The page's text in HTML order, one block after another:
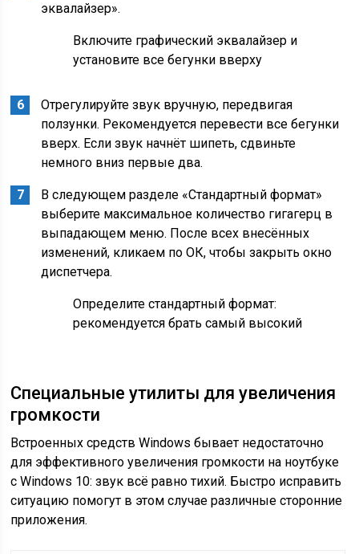
эквалайзер».
Включите графический эквалайзер и
установите все бегунки вверху
Отрегулируйте звук вручную, передвигая
ползунки. Рекомендуется перевести все бегунки
вверх. Если звук начнёт шипеть, сдвиньте
немного вниз первые два.
В следующем разделе «Стандартный формат»
выберите максимальное количество гигагерц в
выпадающем меню. После всех внесённых
изменений, кликаем по ОК, чтобы закрыть окно
диспетчера.
Определите стандартный формат:
рекомендуется брать самый высокий
Специальные утилиты для увеличения
громкости
Встроенных средств Windows бывает недостаточно
для эффективного увеличения громкости на ноутбуке
с Windows 10: звук всё равно тихий. Быстро исправить
ситуацию помогут в этом случае различные сторонние
приложения.